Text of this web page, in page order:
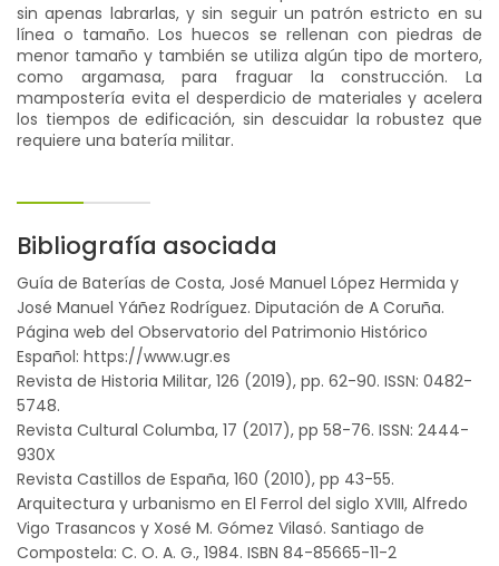
sin apenas labrarlas, y sin seguir un patrón estricto en su
línea o tamaño. Los huecos se rellenan con piedras de
menor tamaño y también se utiliza algún tipo de mortero,
como argamasa, para fraguar la construcción. La
mampostería evita el desperdicio de materiales y acelera
los tiempos de edificación, sin descuidar la robustez que
requiere una batería militar.
Bibliografía asociada
Guía de Baterías de Costa, José Manuel López Hermida y
José Manuel Yáñez Rodríguez. Diputación de A Coruña.
Página web del Observatorio del Patrimonio Histórico
Español: https://www.ugr.es
Revista de Historia Militar, 126 (2019), pp. 62-90. ISSN: 0482-
5748.
Revista Cultural Columba, 17 (2017), pp 58-76. ISSN: 2444-
930X
Revista Castillos de España, 160 (2010), pp 43-55.
Arquitectura y urbanismo en El Ferrol del siglo XVIII, Alfredo
Vigo Trasancos y Xosé M. Gómez Vilasó. Santiago de
Compostela: C. O. A. G., 1984. ISBN 84-85665-11-2